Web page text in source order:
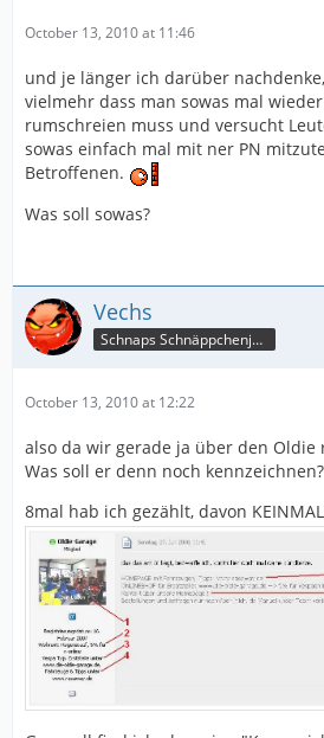
October 13, 2010 at 11:46
und je länger ich darüber
vielmehr dass man sowas mal
rumschreien muss und versucht
sowas einfach mal mit ner PN
Betroffenen.
Was soll sowas?
Vechs
Schnaps Schnäppchenjäger
October 13, 2010 at 12:22
also da wir gerade ja über den Oldie
Was soll er denn noch kennzeichnen?
8mal hab ich gezählt, davon